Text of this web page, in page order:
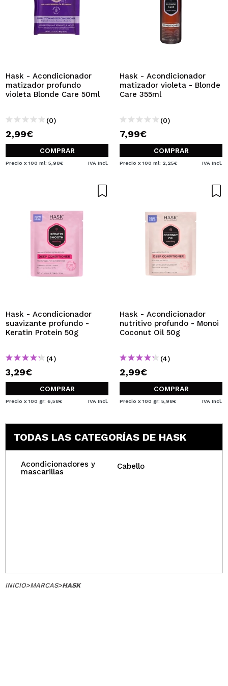
Hask - Acondicionador
matizador profundo
violeta Blonde Care 50ml
(0)
2,99€
COMPRAR
Precio x 100 ml: 5,98€ IVA Incl.
Hask - Acondicionador
matizador violeta - Blonde
Care 355ml
(0)
7,99€
COMPRAR
Precio x 100 ml: 2,25€ IVA Incl.
Hask - Acondicionador
suavizante profundo -
Keratin Protein 50g
(4)
3,29€
COMPRAR
Precio x 100 gr: 6,58€ IVA Incl.
Hask - Acondicionador
nutritivo profundo - Monoi
Coconut Oil 50g
(4)
2,99€
COMPRAR
Precio x 100 gr: 5,98€ IVA Incl.
TODAS LAS CATEGORÍAS DE HASK
Acondicionadores y
mascarillas
Cabello
INICIO>MARCAS>HASK